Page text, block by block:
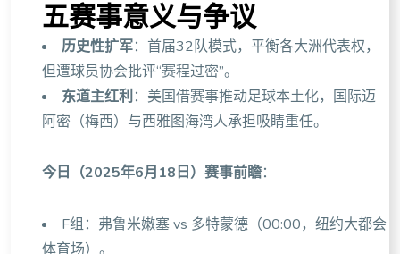
五赛事意义与争议
历史性扩军：首届32队模式，平衡各大洲代表权，
但遭球员协会批评“赛程过密”。
东道主红利 ：美国借赛事推动足球本土化，国际迈
阿密（梅西）与西雅图海湾人承担吸睛重任。
今日（2025年6月18日）赛事前瞻：
F组：弗鲁米嫩塞 vs 多特蒙德（00:00，纽约大都会
体育场）。